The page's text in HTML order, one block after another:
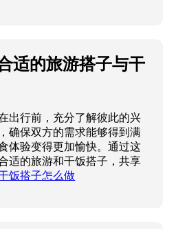
适的旅游搭子与干
出行前，充分了解彼此的兴
确保双方的需求能够得到满
体验变得更加愉快。通过这
适的旅游和干饭搭子，共享
饭搭子怎么做